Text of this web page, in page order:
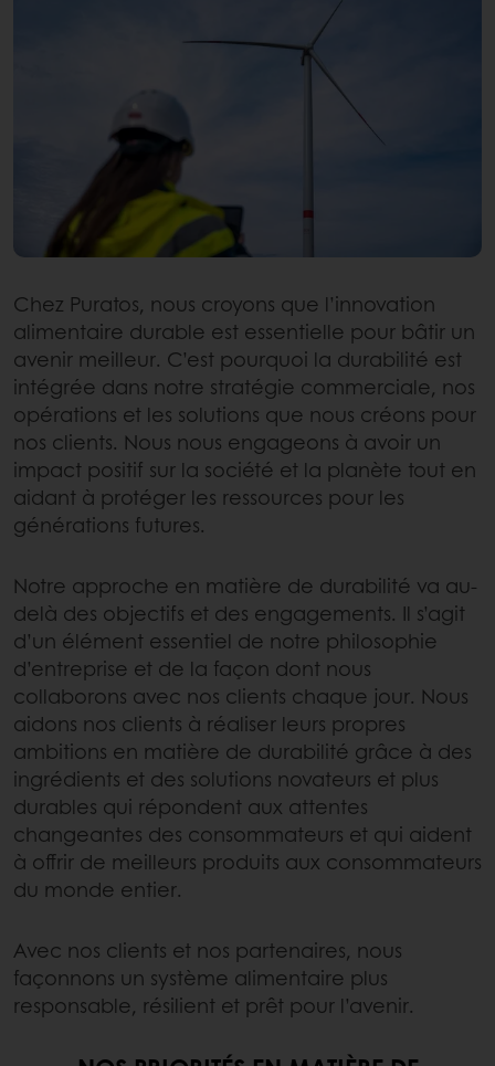
Chez Puratos, nous croyons que l’innovation
alimentaire durable est essentielle pour bâtir un
avenir meilleur. C’est pourquoi la durabilité est
intégrée dans notre stratégie commerciale, nos
opérations et les solutions que nous créons pour
nos clients. Nous nous engageons à avoir un
impact positif sur la société et la planète tout en
aidant à protéger les ressources pour les
générations futures.
Notre approche en matière de durabilité va au-
delà des objectifs et des engagements. Il s’agit
d’un élément essentiel de notre philosophie
d’entreprise et de la façon dont nous
collaborons avec nos clients chaque jour. Nous
aidons nos clients à réaliser leurs propres
ambitions en matière de durabilité grâce à des
ingrédients et des solutions novateurs et plus
durables qui répondent aux attentes
changeantes des consommateurs et qui aident
à offrir de meilleurs produits aux consommateurs
du monde entier.
Avec nos clients et nos partenaires, nous
façonnons un système alimentaire plus
responsable, résilient et prêt pour l’avenir.